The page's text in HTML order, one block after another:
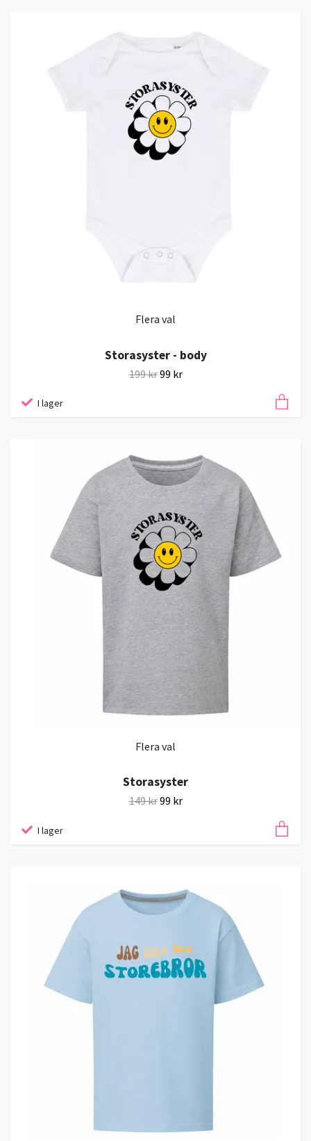
Flera val
Storasyster - body
199 kr99 kr
I lager
Flera val
Storasyster
149 kr99 kr
I lager